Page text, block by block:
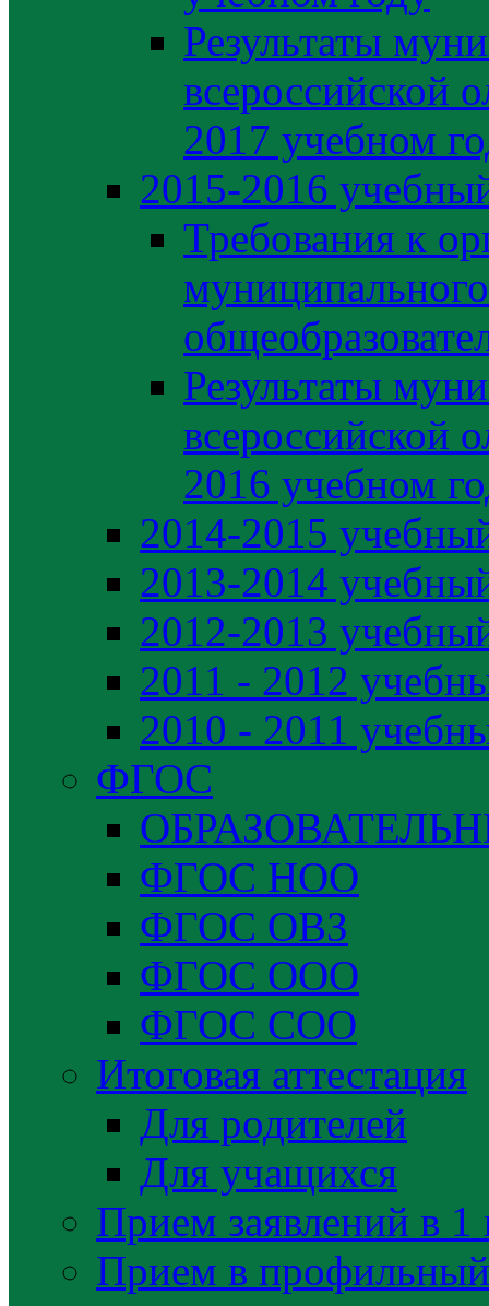
Результаты
всероссийской
2017 учебном
2015-2016
Требования к
Результаты
всероссийской
2016 учебном
2014-2015
2013-2014
2012-2013
2011 - 2012
2010 - 2011
ФГОС
ФГОС НОО
ФГОС ОВЗ
ФГОС ООО
ФГОС СОО
Итоговая аттестация
Для родителей
Для учащихся
Прием заявлений в 1
Прием в